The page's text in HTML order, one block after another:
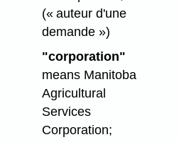
(« auteur d'une
demande »)
"corporation"
means Manitoba
Agricultural
Services
Corporation;